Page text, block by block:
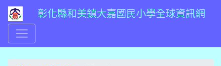
彰化縣和美鎮大嘉國民小學全球資訊網